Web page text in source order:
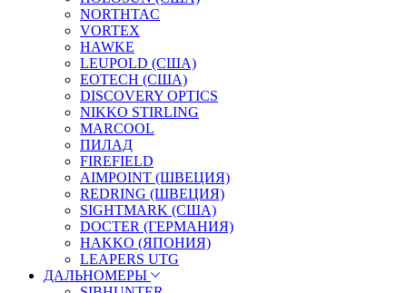
NORTHTAC
VORTEX
HAWKE
LEUPOLD (США)
EOTECH (США)
DISCOVERY OPTICS
NIKKO STIRLING
MARCOOL
ПИЛАД
FIREFIELD
AIMPOINT (ШВЕЦИЯ)
REDRING (ШВЕЦИЯ)
SIGHTMARK (США)
DOCTER (ГЕРМАНИЯ)
HAKKO (ЯПОНИЯ)
LEAPERS UTG
ДАЛЬНОМЕРЫ